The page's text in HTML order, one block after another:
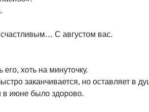
С августом вас.
хоть на минуточку.
заканчивается, но оставляет в
в июне было здорово.